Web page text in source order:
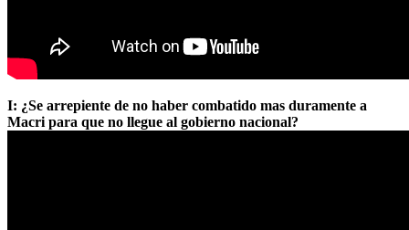
I: ¿Se arrepiente de no haber combatido mas duramente a
Macri para que no llegue al gobierno nacional?